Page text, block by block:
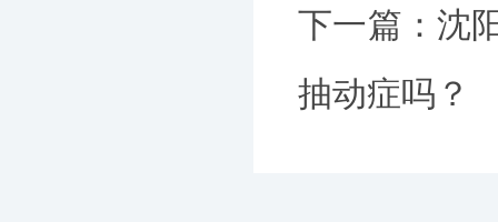
下一篇： 沈
抽动症吗？